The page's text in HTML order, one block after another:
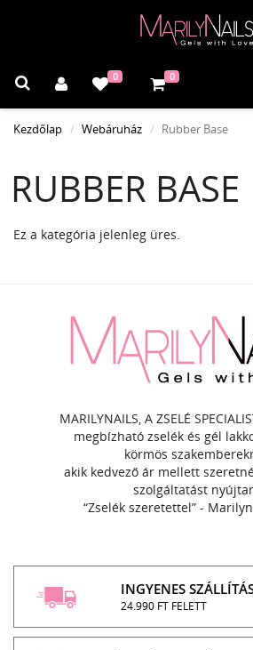
0 0
Kezdőlap Webáruház Rubber Base
RUBBER BASE
Ez a kategória jelenleg üres.
MARILYNAILS, A ZSELÉ
megbízható zselék és gél
körmös
akik kedvező ár mellett
szolgáltatást
“Zselék szeretettel” -
INGYENES
24.990 FT FELETT